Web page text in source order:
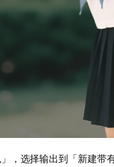
，选择输出到「新建带